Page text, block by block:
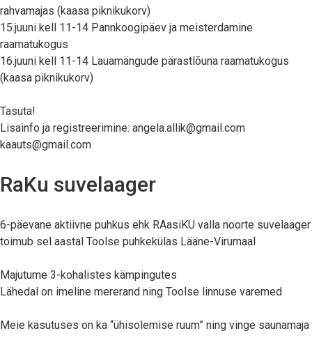
rahvamajas (kaasa piknikukorv)
15.juuni kell 11-14 Pannkoogipäev ja meisterdamine
raamatukogus
16.juuni kell 11-14 Lauamängude pärastlõuna raamatukogus
(kaasa piknikukorv)
Tasuta!
Lisainfo ja registreerimine: angela.allik@gmail.com
kaauts@gmail.com
RaKu suvelaager
6-päevane aktiivne puhkus ehk RAasiKU valla noorte suvelaager
toimub sel aastal Toolse puhkekülas Lääne-Virumaal
Majutume 3-kohalistes kämpingutes
Lähedal on imeline mererand ning Toolse linnuse varemed
Meie käsutuses on ka “ühisolemise ruum” ning vinge saunamaja